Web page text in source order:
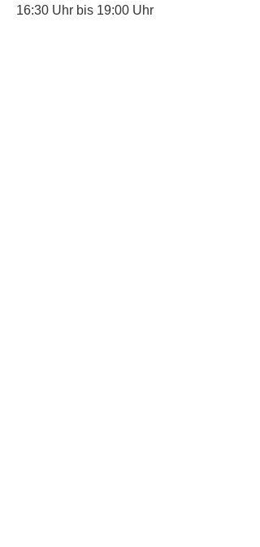
16:30 Uhr bis 19:00 Uhr